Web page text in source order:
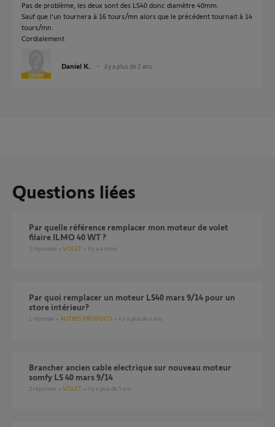
Pas de problème, les deux sont des LS40 donc diamètre 40mm.
Sauf que l'un tournera à 16 tours/mn alors que le précédent tournait à 14
tours/mn.
Cordialement
Daniel K. il y a plus de 2 ans
Questions liées
Par quelle référence remplacer mon moteur de volet
filaire ILMO 40 WT ?
2 réponses VOLET il y a 4 mois
Par quoi remplacer un moteur LS40 mars 9/14 pour un
store intérieur?
1 réponse AUTRES PRODUITS il y a plus de 4 ans
brancher ancien cable electrique sur nouveau moteur
somfy LS 40 mars 9/14
2 réponses VOLET il y a plus de 5 ans